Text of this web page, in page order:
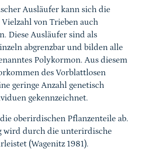
Ausläufer kann sich die
von Trieben auch
Diese Ausläufer sind als
abgrenzbar und bilden alle
Polykormon. Aus diesem
des Vorblattlosen
geringe Anzahl genetisch
gekennzeichnet.
oberirdischen Pflanzenteile ab.
wird durch die unterirdische
(Wagenitz 1981).